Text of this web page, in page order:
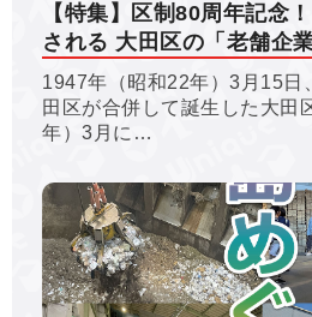
【特集】区制80周年記念
される 大田区の「老舗企業
1947年（昭和22年）3月15日
田区が合併して誕生した大田
年）3月に…